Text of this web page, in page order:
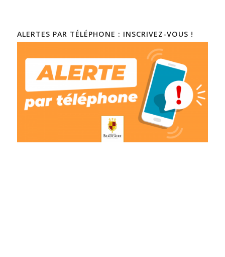
ALERTES PAR TÉLÉPHONE : INSCRIVEZ-VOUS !